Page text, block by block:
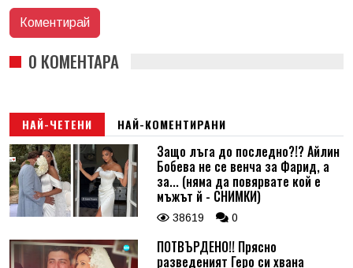
0 КОМЕНТАРА
НАЙ-ЧЕТЕНИ НАЙ-КОМЕНТИРАНИ
Защо лъга до последно?!? Айлин
Бобева не се венча за Фарид, а
за... (няма да повярвате кой е
мъжът й - СНИМКИ)
38619 0
ПОТВЪРДЕНО!! Прясно
разведеният Геро си хвана